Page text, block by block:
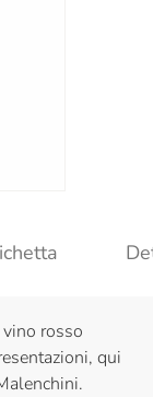
rosso
qui